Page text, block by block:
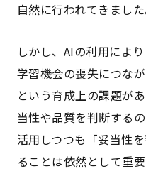
自然に行われてきました
しかし、AIの利用によ
学習機会の喪失につな
という育成上の課題が
当性や品質を判断する
活用しつつも「妥当性
ることは依然として重要